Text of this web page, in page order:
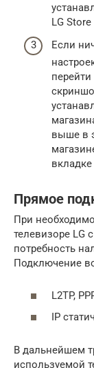
LG
Если
выше в
вкладке
Прямое
При
телевизоре LG
потребность
Подключение
L2TP,
IP
В дальнейшем
используемой